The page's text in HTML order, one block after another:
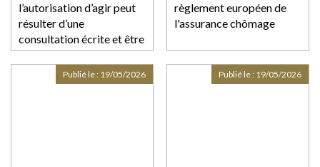
l’autorisation d’agir peut
résulter d’une
consultation écrite et être
régularisée en cours
d’instance
règlement européen de
l'assurance chômage
Publié le : 19/05/2026 Publié le : 19/05/2026